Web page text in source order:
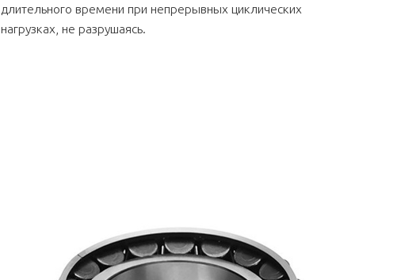
длительного времени при непрерывных циклических
нагрузках, не разрушаясь.